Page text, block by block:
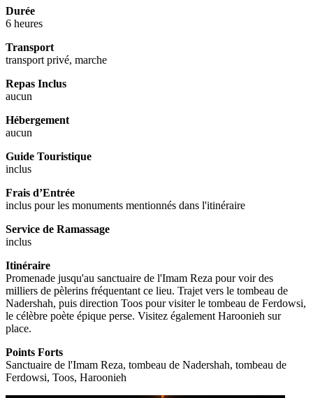
Durée
6 heures
Transport
transport privé, marche
Repas Inclus
aucun
Hébergement
aucun
Guide Touristique
inclus
Frais d’Entrée
inclus pour les monuments mentionnés dans l'itinéraire
Service de Ramassage
inclus
Itinéraire
Promenade jusqu'au sanctuaire de l'Imam Reza pour voir des
milliers de pèlerins fréquentant ce lieu. Trajet vers le tombeau de
Nadershah, puis direction Toos pour visiter le tombeau de Ferdowsi,
le célèbre poète épique perse. Visitez également Haroonieh sur
place.
Points Forts
Sanctuaire de l'Imam Reza, tombeau de Nadershah, tombeau de
Ferdowsi, Toos, Haroonieh